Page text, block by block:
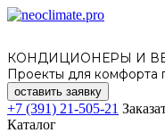
КОНДИЦИОНЕРЫ И
Проекты для комфорта
оставить заявку
+7 (391) 21-505-21
Каталог